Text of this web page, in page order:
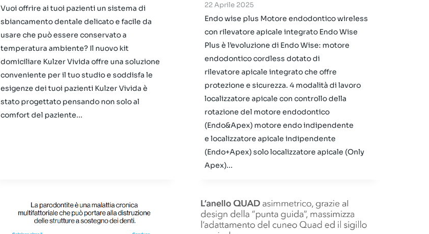
Vuoi offrire ai tuoi pazienti un sistema di
sbiancamento dentale delicato e facile da
usare che può essere conservato a
temperatura ambiente? Il nuovo kit
domiciliare Kulzer Vivida offre una soluzione
conveniente per il tuo studio e soddisfa le
esigenze dei tuoi pazienti Kulzer Vivida è
stato progettato pensando non solo al
comfort del paziente...
22 Aprile 2025
Endo wise plus Motore endodontico wireless
con rilevatore apicale integrato Endo Wise
Plus è l’evoluzione di Endo Wise: motore
endodontico cordless dotato di
rilevatore apicale integrato che offre
protezione e sicurezza. 4 modalità di lavoro
localizzatore apicale con controllo della
rotazione del motore endodontico
(Endo&Apex) motore endo indipendente
e localizzatore apicale indipendente
(Endo+Apex) solo localizzatore apicale (Only
Apex)...